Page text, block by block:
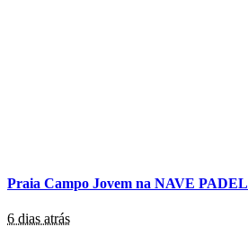
Praia Campo Jovem na NAVE PADEL
6 dias atrás